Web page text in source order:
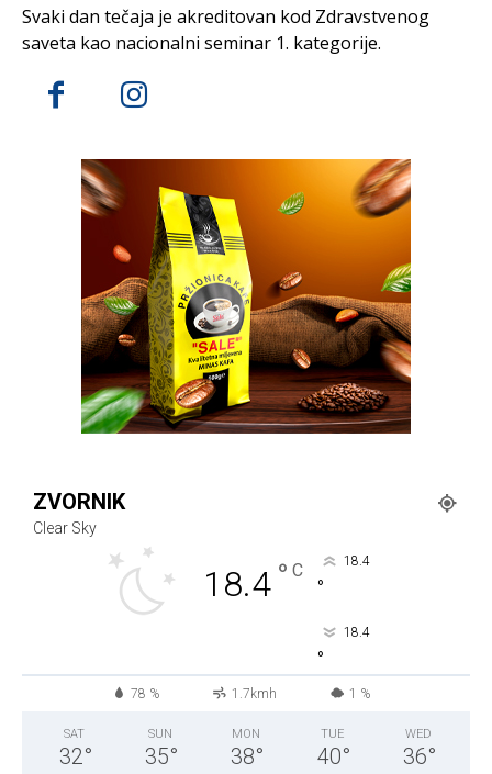
Svaki dan tečaja je akreditovan kod Zdravstvenog
saveta kao nacionalni seminar 1. kategorije.
ZVORNIK
Clear Sky
18.4 ° C 18.4
°
18.4
°
78 % 1.7kmh 1 %
SAT
32°
SUN
35°
MON
38°
TUE
40°
WED
36°